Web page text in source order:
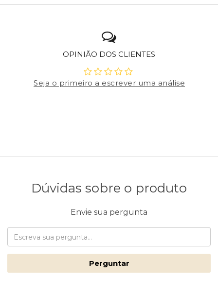
OPINIÃO DOS CLIENTES
Seja o primeiro a escrever uma análise
Dúvidas sobre o produto
Envie sua pergunta
Perguntar